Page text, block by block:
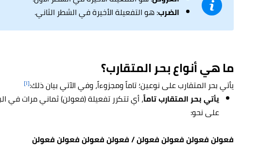
الضرب: هو التفعيلة الأخيرة في الشطر الثاني.
ما هي أنواع بحر المتقارب؟
يأتي بحر المتقارب على نوعين؛ تاماً ومجزوءاً، وفي الآتي بيان ذلك:[١]
يأتي بحر المتقارب تاماً، أي تتكرر تفعيلة (فعولن) ثماني مرات في
على نحو:
فعولن فعولن فعولن فعولن / فعولن فعولن فعولن فعولن